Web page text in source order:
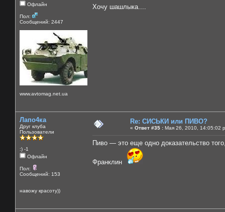
Офлайн
Пол:
Сообщений: 2447
www.avtomag.net.ua
Хочу шашлыка....
Лапо4ка
Друг клуба
Пользователи
:) -1
Офлайн
Пол:
Сообщений: 153
навожу красоту))
Re: СИСЬКИ или ПИВО?
« Ответ #35 : Мая 26, 2010, 14:05:02
Пиво — это еще одно доказательство
Франклин